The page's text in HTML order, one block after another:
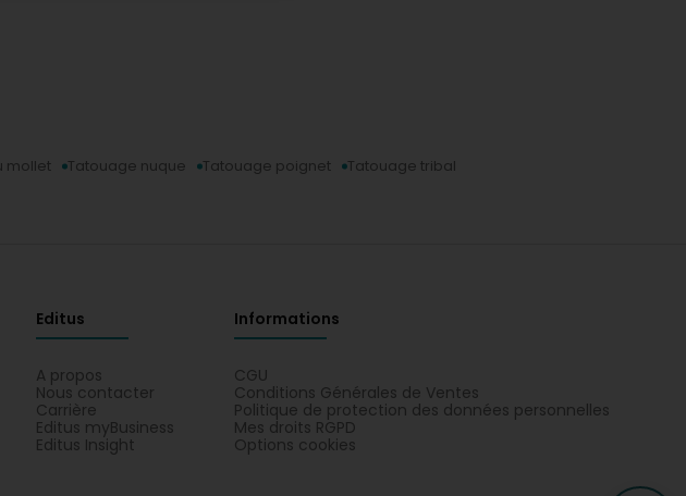
mollet Tatouage nuque Tatouage poignet Tatouage tribal
Editus
A propos
Nous contacter
Carrière
Editus myBusiness
Editus Insight
Informations
CGU
Conditions Générales de Ventes
Politique de protection des données personnelles
Mes droits RGPD
Options cookies